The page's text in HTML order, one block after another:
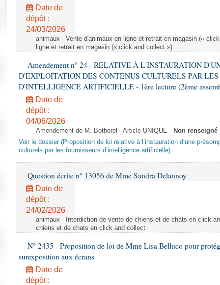
Rapports législatifs
Rapports sur l'application des lois
Baromètre de l’application des lois
Dossiers législatifs
Budget et sécurité sociale
Questions écrites et orales
Comptes rendus des débats
Date de
dépôt :
24/03/2026
animaux - Vente d'animaux en ligne et retrait en magasin («
ligne et retrait en magasin (« click and collect »)
Amendement n° 24 - RELATIVE À L'INSTAURATION
D'EXPLOITATION DES CONTENUS CULTURELS PAR LES
D'INTELLIGENCE ARTIFICIELLE - 1ère lecture (2ème
Date de
dépôt :
04/06/2026
Amendement de M. Bothorel - Article UNIQUE - Non renseigné
Voir le dossier (Proposition de loi relative à l’instauration d’une
culturels par les fournisseurs d’intelligence artificielle)
Question écrite n° 13056 de Mme Sandra Delannoy
Date de
dépôt :
24/02/2026
animaux - Interdiction de vente de chiens et de chats en click
chiens et de chats en click and collect
N° 2435 - Proposition de loi de Mme Lisa Belluco pour
surexposition aux écrans
Date de
dépôt :